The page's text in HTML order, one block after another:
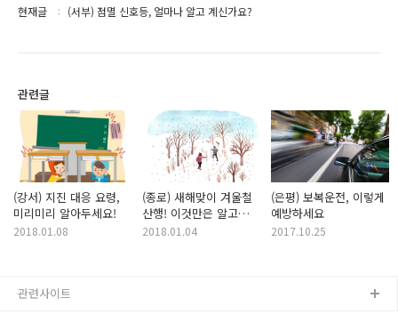
현재글 (서부) 점멸 신호등, 얼마나 알고 계신가요?
관련글
(강서) 지진 대응 요령,
미리미리 알아두세요!
2018.01.08
(종로) 새해맞이 겨울철
산행! 이것만은 알고
가세요!
2018.01.04
(은평) 보복운전, 이렇게
예방하세요
2017.10.25
관련사이트